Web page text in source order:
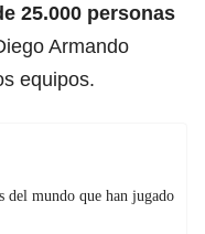
25.000 personas
Armando
equipos.
del mundo que han jugado